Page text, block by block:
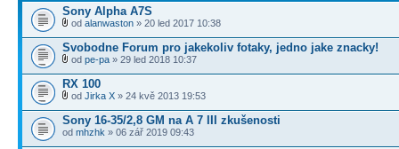
Sony Alpha A7S
od alanwaston » 20 led 2017 10:38
Svobodne Forum pro jakekoliv fotaky, jedno jake znacky!
od pe-pa » 29 led 2018 10:37
RX 100
od Jirka X » 24 kvě 2013 19:53
Sony 16-35/2,8 GM na A 7 III zkušenosti
od mhzhk » 06 zář 2019 09:43